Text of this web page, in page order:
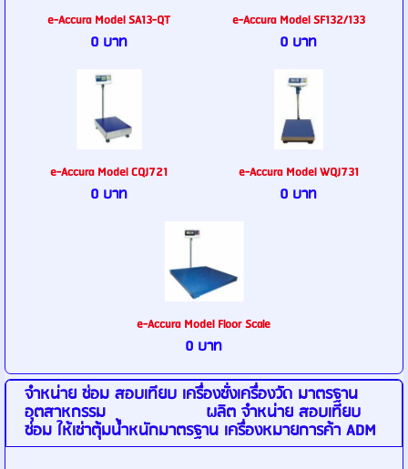
e-Accura Model SA13-QT
0 บาท
e-Accura Model SF132/133
0 บาท
e-Accura Model CQJ721
0 บาท
e-Accura Model WQJ731
0 บาท
e-Accura Model Floor Scale
0 บาท
จำหน่าย ซ่อม สอบเทียบ เครื่องชั่งเครื่องวัด มาตรฐาน
อุตสาหกรรม ผลิต จำหน่าย สอบเทียบ
ซ่อม ให้เช่าตุ้มน้ำหนักมาตรฐาน เครื่องหมายการค้า ADM